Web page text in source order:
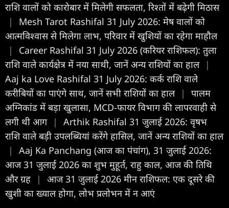
राशि वालों को कारोबार में मिलेगी सफलता, रिश्तों में बढ़ेगी मिठास
|
Mesh Tarot Rashifal 31 July 2026: मेष वालों को
आत्मविश्वास से मिलेगा लाभ, परिवार में खुशियों का रहेगा माहौल
|
Career Rashifal 31 July 2026 (करियर राशिफल): तुला
राशि वाले कार्यक्षेत्र में नया साथी, जानें अन्य राशियों का हाल |
Aaj ka Love Rashifal 31 July 2026: कर्क राशि वाले
करीबियों का पाएंगे साथ, जानें सभी राशियों का हाल |
पालम
अग्निकांड में बड़ा खुलासा, MCD-फायर विभाग की लापरवाही से
लगी थी आग |
Arthik Rashifal 31 जुलाई 2026: वृषभ
राशि वाले बड़ी उपलब्धियां करेंगे हासिल, जानें अन्य राशियों का हाल
|
Aaj Ka Panchang (आज का पंचांग), 31 जुलाई 2026:
आज 31 जुलाई 2026 का शुभ मुहूर्त, राहु काल, आज की तिथि
और ग्रह
|
आज 31 जुलाई 2026 मीन राशिफल: एक दूसरे की
खुशी का ख्याल होगा, लोभ प्रलोभन में न आएं